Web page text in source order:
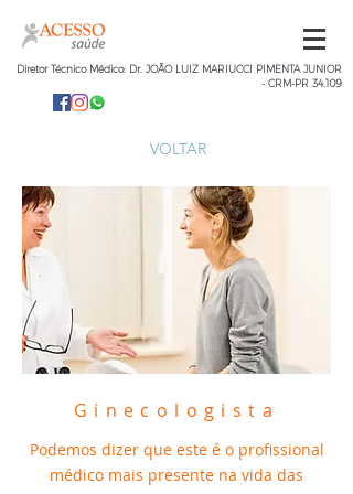
Diretor Técnico Médico: Dr. JOÃO LUIZ MARIUCCI PIMENTA JUNIOR
- CRM-PR 34.109
VOLTAR
Ginecologista
Podemos dizer que este é o profissional
médico mais presente na vida das